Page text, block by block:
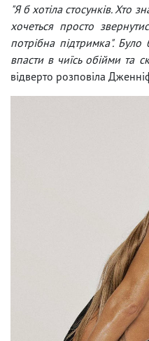
"Я б хотіла стосунків. Хто
хочеться просто
потрібна підтримка".
впасти в чиїсь обійми та
відверто розповіла